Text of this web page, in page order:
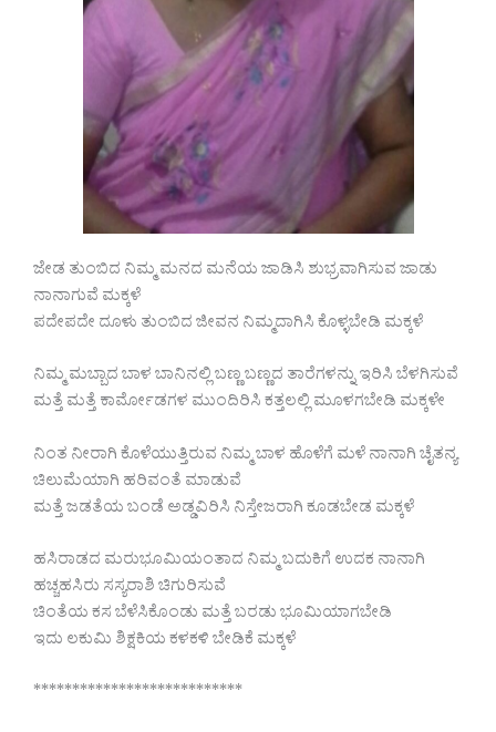
ಜೇಡ ತುಂಬಿದ ನಿಮ್ಮ ಮನದ ಮನೆಯ ಜಾಡಿಸಿ ಶುಭ್ರವಾಗಿಸುವ ಜಾಡು
ನಾನಾಗುವೆ ಮಕ್ಕಳೆ
ಪದೇಪದೇ ದೂಳು ತುಂಬಿದ ಜೀವನ ನಿಮ್ಮದಾಗಿಸಿ ಕೊಳ್ಳಬೇಡಿ ಮಕ್ಕಳೆ
ನಿಮ್ಮ ಮಬ್ಬಾದ ಬಾಳ ಬಾನಿನಲ್ಲಿ ಬಣ್ಣ ಬಣ್ಣದ ತಾರೆಗಳನ್ನು ಇರಿಸಿ ಬೆಳಗಿಸುವೆ
ಮತ್ತೆ ಮತ್ತೆ ಕಾರ್ಮೋಡಗಳ ಮುಂದಿರಿಸಿ ಕತ್ತಲಲ್ಲಿ ಮೂಳಗಬೇಡಿ ಮಕ್ಕಳೇ
ನಿಂತ ನೀರಾಗಿ ಕೊಳೆಯುತ್ತಿರುವ ನಿಮ್ಮ ಬಾಳ ಹೊಳೆಗೆ ಮಳೆ ನಾನಾಗಿ ಚೈತನ್ಯ
ಚಿಲುಮೆಯಾಗಿ ಹರಿವಂತೆ ಮಾಡುವೆ
ಮತ್ತೆ ಜಡತೆಯ ಬಂಡೆ ಅಡ್ಡವಿರಿಸಿ ನಿಸ್ತೇಜರಾಗಿ ಕೂಡಬೇಡ ಮಕ್ಕಳೆ
ಹಸಿರಾಡದ ಮರುಭೂಮಿಯಂತಾದ ನಿಮ್ಮ ಬದುಕಿಗೆ ಉದಕ ನಾನಾಗಿ
ಹಚ್ಚಹಸಿರು ಸಸ್ಯರಾಶಿ ಚಿಗುರಿಸುವೆ
ಚಿಂತೆಯ ಕಸ ಬೆಳೆಸಿಕೊಂಡು ಮತ್ತೆ ಬರಡು ಭೂಮಿಯಾಗಬೇಡಿ
ಇದು ಲಕುಮಿ ಶಿಕ್ಷಕಿಯ ಕಳಕಳಿ ಬೇಡಿಕೆ ಮಕ್ಕಳೆ
***************************